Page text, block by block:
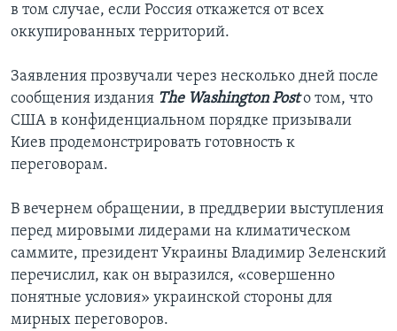
в том случае, если Россия откажется от всех
оккупированных территорий.
Заявления прозвучали через несколько дней после
сообщения издания The Washington Postо том, что
США в конфиденциальном порядке призывали
Киев продемонстрировать готовность к
переговорам.
В вечернем обращении, в преддверии выступления
перед мировыми лидерами на климатическом
саммите, президент Украины Владимир Зеленский
перечислил, как он выразился, «совершенно
понятные условия» украинской стороны для
мирных переговоров.